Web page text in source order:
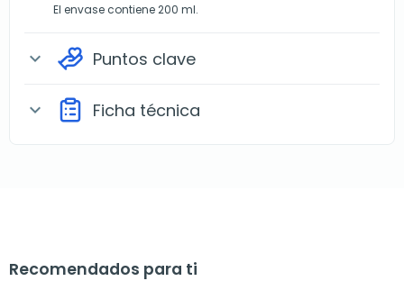
El envase contiene 200 ml.
expand_more Puntos clave
expand_more Ficha técnica
Recomendados para ti